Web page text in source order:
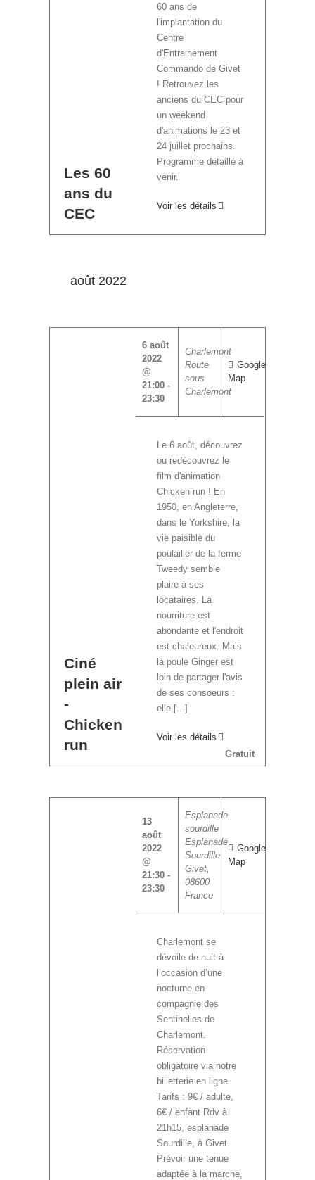
Les 60
ans du
CEC
60 ans de
l'implantation du
Centre
d'Entrainement
Commando de Givet
! Retrouvez les
anciens du CEC pour
un weekend
d'animations le 23 et
24 juillet prochains.
Programme détaillé à
venir.
Voir les détails
août 2022
Gratuit
Ciné
plein air
-
Chicken
run
6 août
2022
@
21:00-
23:30
Charlemont
Route
sous
Charlemont
Google
Map
Le 6 août, découvrez
ou redécouvrez le
film d'animation
Chicken run ! En
1950, en Angleterre,
dans le Yorkshire, la
vie paisible du
poulailler de la ferme
Tweedy semble
plaire à ses
locataires. La
nourriture est
abondante et l'endroit
est chaleureux. Mais
la poule Ginger est
loin de partager l'avis
de ses consoeurs :
elle [...]
Voir les détails
13
août
2022
@
21:30-
23:30
Esplanade
sourdille
Esplanade
Sourdille
Givet,
08600
France
Google
Map
Charlemont se
dévoile de nuit à
l’occasion d’une
nocturne en
compagnie des
Sentinelles de
Charlemont.
Réservation
obligatoire via notre
billetterie en ligne
Tarifs : 9€ / adulte,
6€ / enfant Rdv à
21h15, esplanade
Sourdille, à Givet.
Prévoir une tenue
adaptée à la marche,